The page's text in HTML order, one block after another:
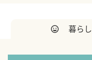
暮らし